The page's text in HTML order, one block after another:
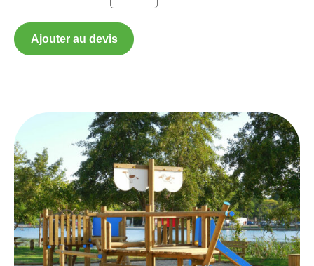
Ajouter au devis